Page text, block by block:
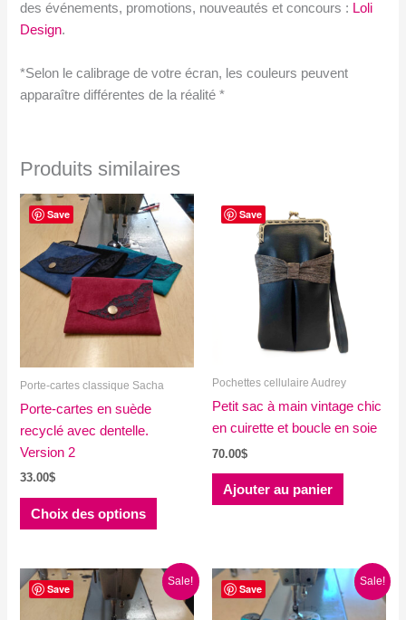
des événements, promotions, nouveautés et concours : Loli
Design.
*Selon le calibrage de votre écran, les couleurs peuvent
apparaître différentes de la réalité *
Produits similaires
Save
Porte-cartes classique Sacha
Porte-cartes en suède
recyclé avec dentelle.
Version 2
33.00$
Choix des options
Ce
plusieurs
variations.
Les
Save
Pochettes cellulaire Audrey
Petit sac à main vintage chic
en cuirette et boucle en soie
70.00$
Ajouter au panier
Save
Sale!
Save
Sale!